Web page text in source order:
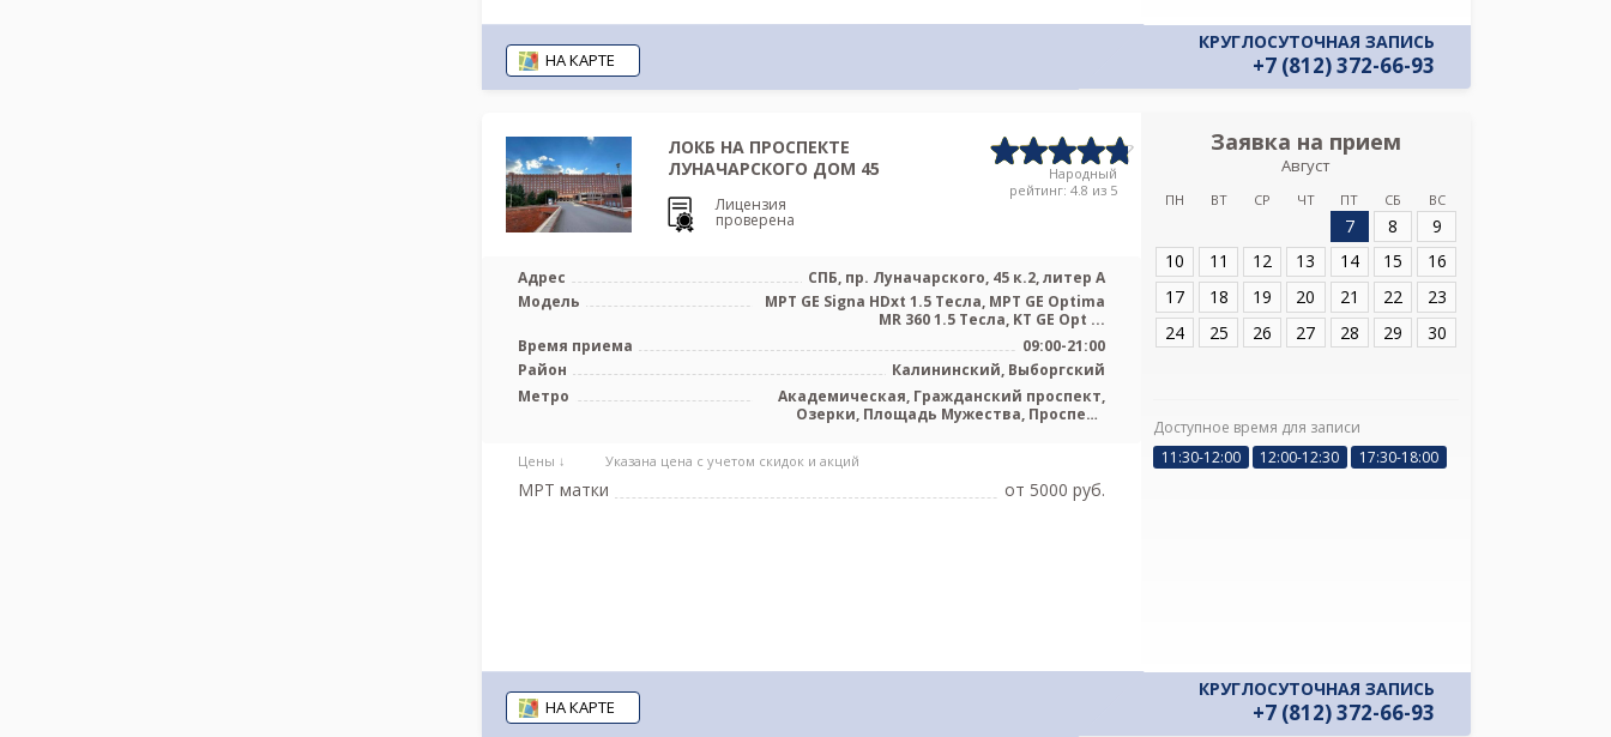
НА КАРТЕ
КРУГЛОСУТОЧНАЯ ЗАПИСЬ
+7 (812) 372-66-93
ЛОКБ НА ПРОСПЕКТЕ
ЛУНАЧАРСКОГО ДОМ 45
Лицензия
проверена
Народный
рейтинг: 4.8 из 5
Адрес
СПБ, пр. Луначарского, 45 к.2, литер А
Модель
МРТ GE Signa HDxt 1.5 Тесла, МРТ GE Optima
MR 360 1.5 Тесла, KT GE Opt ...
Время приема
09:00-21:00
Район
Калининский, Выборгский
Метро
Академическая, Гражданский проспект,
Озерки, Площадь Мужества, Проспект
Цены ↓ Указана цена с учетом скидок и акций
МРТ матки от 5000 pуб.
Заявка на прием
Август
ПН ВТ СР ЧТ ПТ СБ ВС
7 8
9
10
11 12 13 14 15
16
17
18 19 20 21 22
23
24
25 26 27 28 29 30
Доступное время для записи
11:30-12:00
12:00-12:30 17:30-18:00
НА КАРТЕ
КРУГЛОСУТОЧНАЯ ЗАПИСЬ
+7 (812) 372-66-93